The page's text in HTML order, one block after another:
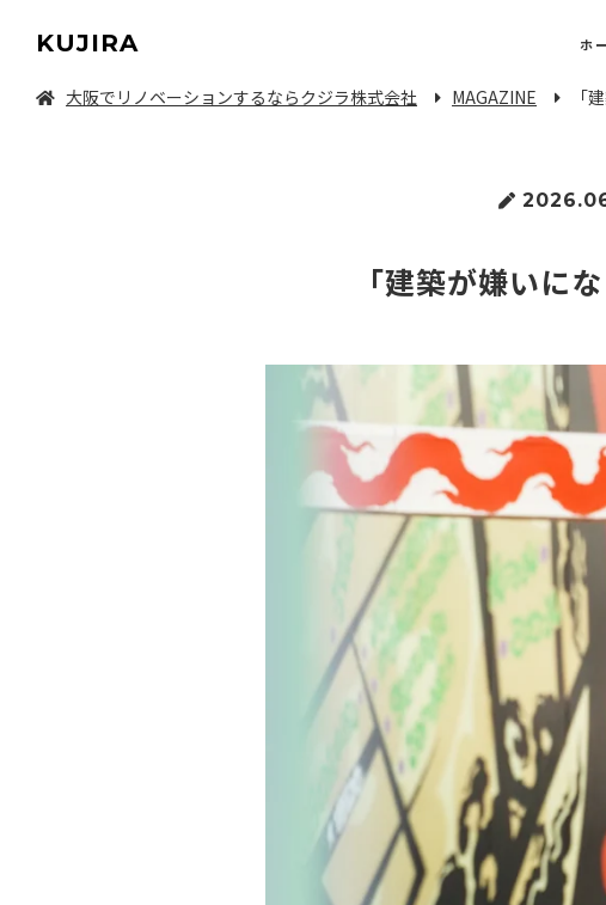
KUJIRA ホ
大阪でリノベーションするならクジラ株式会社 MAGAZINE 「
「建築が嫌いに